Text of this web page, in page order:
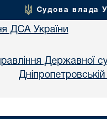
Судова влада
ДСА України
Державної